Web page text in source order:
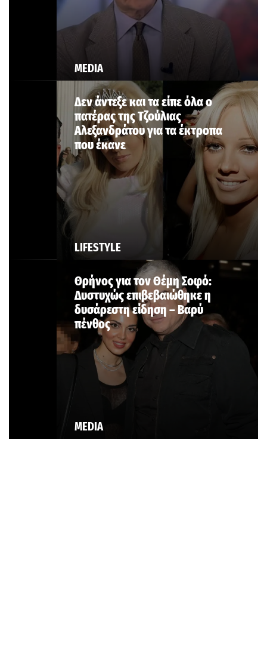
MEDIA
LIFESTYLE
Δεν άντεξε και τα είπε όλα ο
πατέρας της Τζούλιας
Αλεξανδράτου για τα έκτροπα
που έκανε
MEDIA
Θρήνος για τον Θέμη Σοφό:
Δυστυχώς επιβεβαιώθηκε η
δυσάρεστη είδηση – Βαρύ
πένθος